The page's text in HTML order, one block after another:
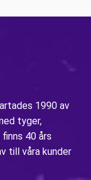
1990 av
tyger,
40 års
till våra kunder